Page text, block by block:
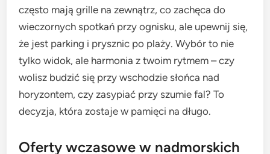
często mają grille na zewnątrz, co zachęca do
wieczornych spotkań przy ognisku, ale upewnij się,
że jest parking i prysznic po plaży. Wybór to nie
tylko widok, ale harmonia z twoim rytmem – czy
wolisz budzić się przy wschodzie słońca nad
horyzontem, czy zasypiać przy szumie fal? To
decyzja, która zostaje w pamięci na długo.
Oferty wczasowe w nadmorskich